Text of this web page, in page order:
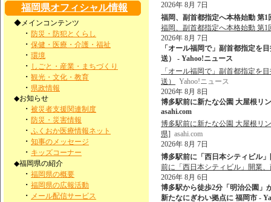
福岡県オフィシャル情報
◆メインコンテンツ
・ 防災・防犯とくらし
・ 保健・医療・介護・福祉
・ 環境
・ しごと・産業・まちづくり
・ 観光・文化・教育
・ 県政情報
◆お知らせ
・ 被災者支援関連制度
・ 防災・災害情報
・ ふくおか医療情報ネット
・ 知事のメッセージ
・ キッズコーナー
◆福岡県の紹介
・ 福岡県の概要
・ 福岡県の広報活動
・ メール配信サービス
2026年 8月 7日
福岡、副首都指定へ本格始動 第
福岡、副首都指定へ本格始動 第
2026年 8月 7日
「オール福岡で」副首都指定を
送） - Yahoo!ニュース
「オール福岡で」副首都指定を
送）
Yahoo!ニュース
2026年 8月 8日
博多駅前に新たな公園 大屋根リ
asahi.com
博多駅前に新たな公園 大屋根リ
県] asahi.com
2026年 8月 7日
博多駅前に「西日本シティビル
前に「西日本シティビル」開業
2026年 8月 6日
博多駅から徒歩2分「明治公園」
新たなにぎわい拠点に 福岡市 -